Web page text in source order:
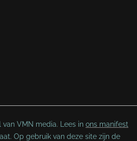
VMN media. Lees in ons manifest
Op gebruik van deze site zijn de